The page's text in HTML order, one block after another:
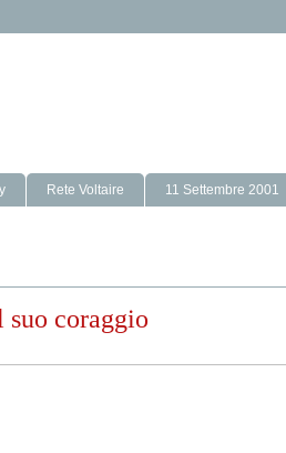
Rete Voltaire 11 Settembre 2001
suo coraggio